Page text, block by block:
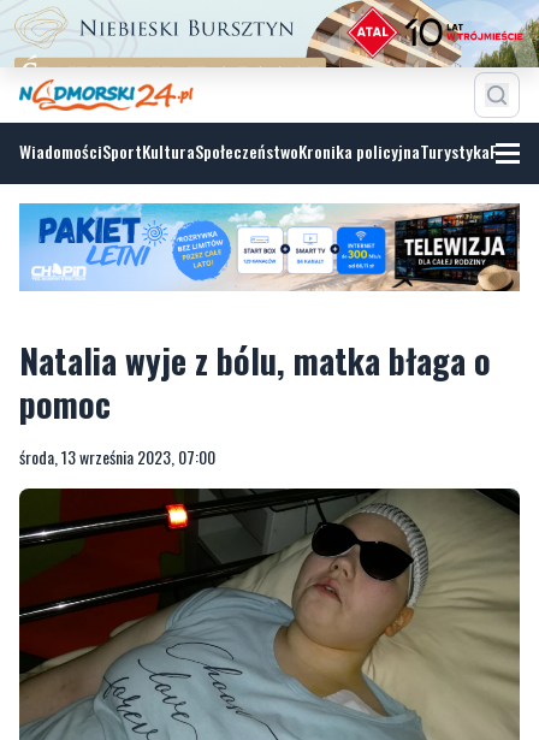
WiadomościSportKulturaSpołeczeństwoKronika policyjnaTurystyka
Natalia wyje z bólu, matka błaga o
pomoc
środa, 13 września 2023, 07:00